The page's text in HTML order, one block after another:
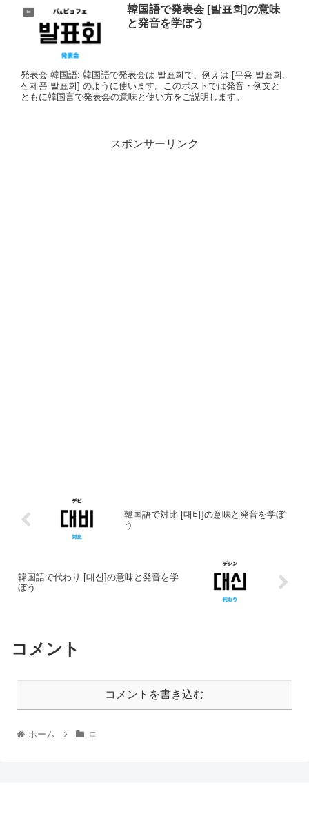
ㅂ
韓国語で発表会 [발표회]の意味
と発音を学ぼう
発表会 韓国語: 韓国語で発表会は 발표회で、例えは [무용 발표회,
신제품 발표회] のように使います。このポストでは発音・例文と
ともに韓国言で発表会の意味と使い方をご説明します。
スポンサーリンク
韓国語で対比 [대비]の意味と発音を学ぼ
う
韓国語で代わり [대신]の意味と発音を学
ぼう
コメント
コメントを書き込む
ホーム ㄷ